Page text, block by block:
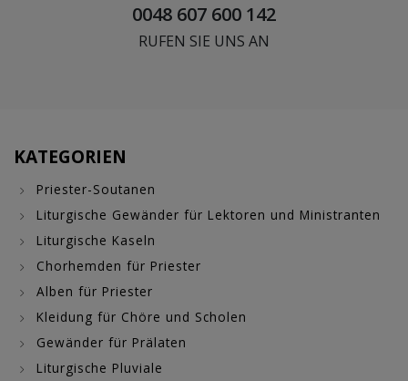
0048 607 600 142
RUFEN SIE UNS AN
KATEGORIEN
Priester-Soutanen
Liturgische Gewänder für Lektoren und Ministranten
Liturgische Kaseln
Chorhemden für Priester
Alben für Priester
Kleidung für Chöre und Scholen
Gewänder für Prälaten
Liturgische Pluviale